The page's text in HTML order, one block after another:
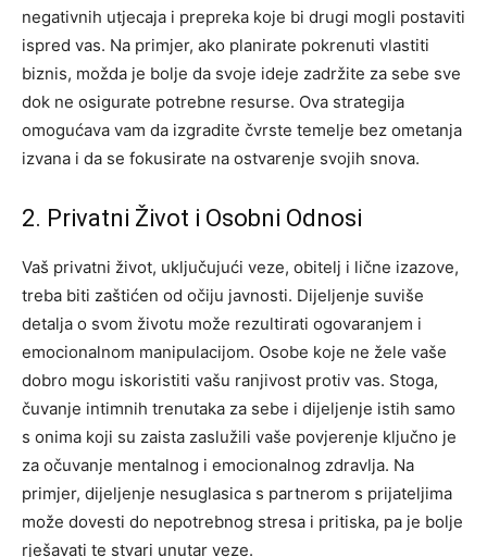
negativnih utjecaja i prepreka koje bi drugi mogli postaviti
ispred vas. Na primjer, ako planirate pokrenuti vlastiti
biznis, možda je bolje da svoje ideje zadržite za sebe sve
dok ne osigurate potrebne resurse. Ova strategija
omogućava vam da izgradite čvrste temelje bez ometanja
izvana i da se fokusirate na ostvarenje svojih snova.
2. Privatni Život i Osobni Odnosi
Vaš privatni život, uključujući veze, obitelj i lične izazove,
treba biti zaštićen od očiju javnosti. Dijeljenje suviše
detalja o svom životu može rezultirati ogovaranjem i
emocionalnom manipulacijom. Osobe koje ne žele vaše
dobro mogu iskoristiti vašu ranjivost protiv vas. Stoga,
čuvanje intimnih trenutaka za sebe i dijeljenje istih samo
s onima koji su zaista zaslužili vaše povjerenje ključno je
za očuvanje mentalnog i emocionalnog zdravlja. Na
primjer, dijeljenje nesuglasica s partnerom s prijateljima
može dovesti do nepotrebnog stresa i pritiska, pa je bolje
rješavati te stvari unutar veze.